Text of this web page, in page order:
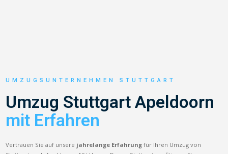
UMZUGSUNTERNEHMEN STUTTGART
Umzug Stuttgart Apeldoorn
mit Erfahren
Vertrauen Sie auf unsere jahrelange Erfahrung für Ihren Umzug von